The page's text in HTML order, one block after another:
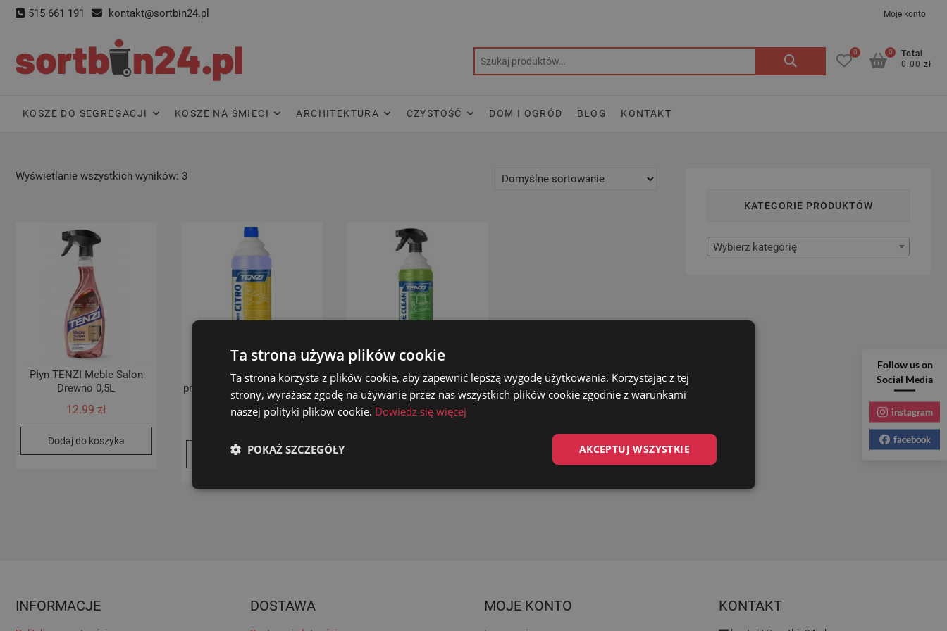
Skip
515 661 191 kontakt@sortbin24.pl Moje konto
Szukaj: 0
Total
0.00 zł
0
KOSZE DO SEGREGACJI KOSZE NA ŚMIECI ARCHITEKTURA CZYSTOŚĆ DOM I OGRÓD BLOG KONTAKT
Wyświetlanie wszystkich wyników: 3
Płyn TENZI Meble Salon
Drewno 0,5L
12.99 zł
Dodaj do koszyka
TENZI Citro – neutralny
preparat myjąco-pielęgnujący
1 l koncentrat
19.99 zł
Dodaj do koszyka
TENZI Office Clean ZIELONY
– Płyn do czyszczenia mebli
– 1L
KATEGORIE PRODUKTÓW
Wybierz kategorię
INFORMACJE DOSTAWA MOJE KONTO KONTAKT
Follow us on
Social Media
instagram
facebook
Ta strona używa plików cookie
Ta strona korzysta z plików cookie, aby zapewnić lepszą wygodę użytkowania. Korzystając z tej
strony, wyrażasz zgodę na używanie przez nas wszystkich plików cookie zgodnie z warunkami
naszej polityki plików cookie. Dowiedz się więcej
AKCEPTUJ WSZYSTKIE
POKAŻ SZCZEGÓŁY